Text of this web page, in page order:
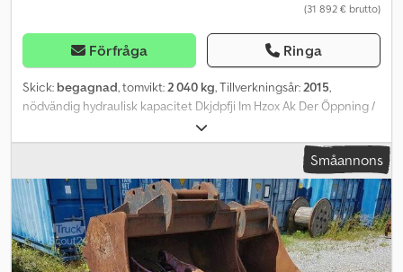
(31 892 € brutto)
Förfråga Ringa
Skick: begagnad, tomvikt: 2 040 kg, Tillverkningsår: 2015,
nödvändig hydraulisk kapacitet Dkjdpfji Im Hzox Ak Der Öppning /
Stängning: max. tryck 350 bar, max. flöde 150-250 l/min Rotation:
max. tryck 200 bar, max. flöde 25-60 l/min
Småannons